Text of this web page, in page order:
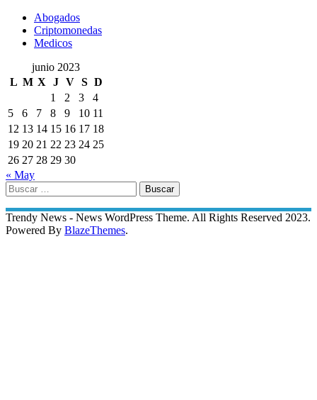
Abogados
Criptomonedas
Medicos
junio 2023
L M X J V S D
1
2 3
4
5
6 7 8 9 10 11
12 13 14 15 16 17 18
19 20 21 22 23 24 25
26 27 28 29 30
« May
Buscar:
Trendy News - News WordPress Theme. All Rights Reserved 2023.
Powered By BlazeThemes.